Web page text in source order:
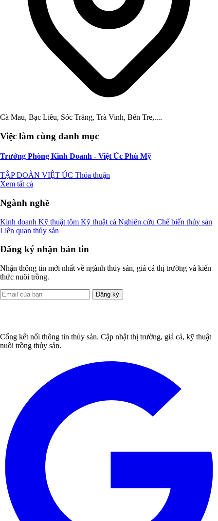
Cà Mau, Bạc Liêu, Sóc Trăng, Trà Vinh, Bến Tre,....
Việc làm cùng danh mục
Trưởng Phòng Kinh Doanh - Việt Úc Phù Mỹ
TẬP ĐOÀN VIỆT ÚC Thỏa thuận
Xem tất cả
Ngành nghề
Kinh doanh Kỹ thuật tôm Kỹ thuật cá Nghiên cứu Chế biến thủy sản
Liên quan thủy sản
Đăng ký nhận bản tin
Nhận thông tin mới nhất về ngành thủy sản, giá cả thị trường và kiến
thức nuôi trồng.
Đăng ký
Cổng kết nối thông tin thủy sản. Cập nhật thị trường, giá cả, kỹ thuật
nuôi trồng thủy sản.